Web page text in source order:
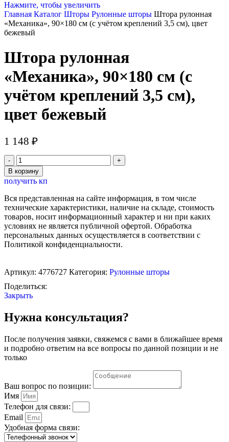
Нажмите, чтобы увеличить
Главная Каталог Шторы Рулонные шторы Штора рулонная
«Механика», 90×180 см (с учётом креплений 3,5 см), цвет
бежевый
Штора рулонная
«Механика», 90×180 см (с
учётом креплений 3,5 см),
цвет бежевый
1 148 ₽
Количество
товара
Штора
рулонная
«Механика»,
90×180
см
(с
учётом
креплений
цвет
бежевый
В корзину
получить кп
Вся представленная на сайте информация, в том числе
технические характеристики, наличие на складе, стоимость
товаров, носит информационный характер и ни при каких
условиях не является публичной офертой. Обработка
персональных данных осуществляется в соответствии с
Политикой конфиденциальности.
Артикул: 4776727 Категория: Рулонные шторы
Поделиться:
Закрыть
Нужна консультация?
После получения заявки, свяжемся с вами в ближайшее время
и подробно ответим на все вопросы по данной позиции и не
только
Ваш вопрос по позиции:
Имя
Телефон для связи:
Email
Удобная форма связи: